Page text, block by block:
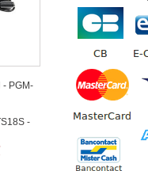
- PGM-
-